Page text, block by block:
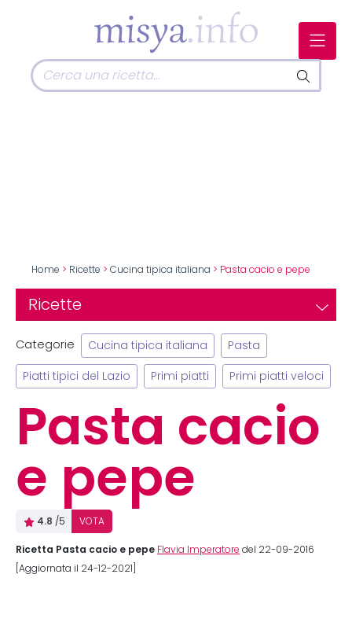
Home > Ricette > Cucina tipica italiana > Pasta cacio e pepe
Ricette
Categorie Cucina tipica italiana Pasta
Piatti tipici del Lazio Primi piatti Primi piatti veloci
Pasta cacio
e pepe
4.8 /5 VOTA
Ricetta Pasta cacio e pepe Flavia Imperatore del 22-09-2016
[Aggiornata il 24-12-2021]